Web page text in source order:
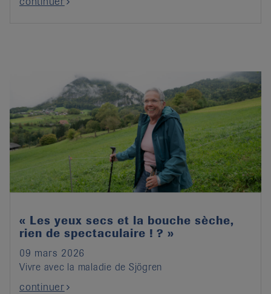
« Les yeux secs et la bouche sèche,
rien de spectaculaire ! ? »
09 mars 2026
Vivre avec la maladie de Sjögren
continuer